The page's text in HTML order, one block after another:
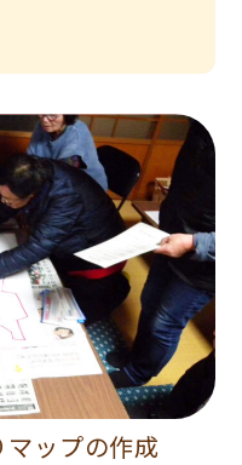
ップの作成